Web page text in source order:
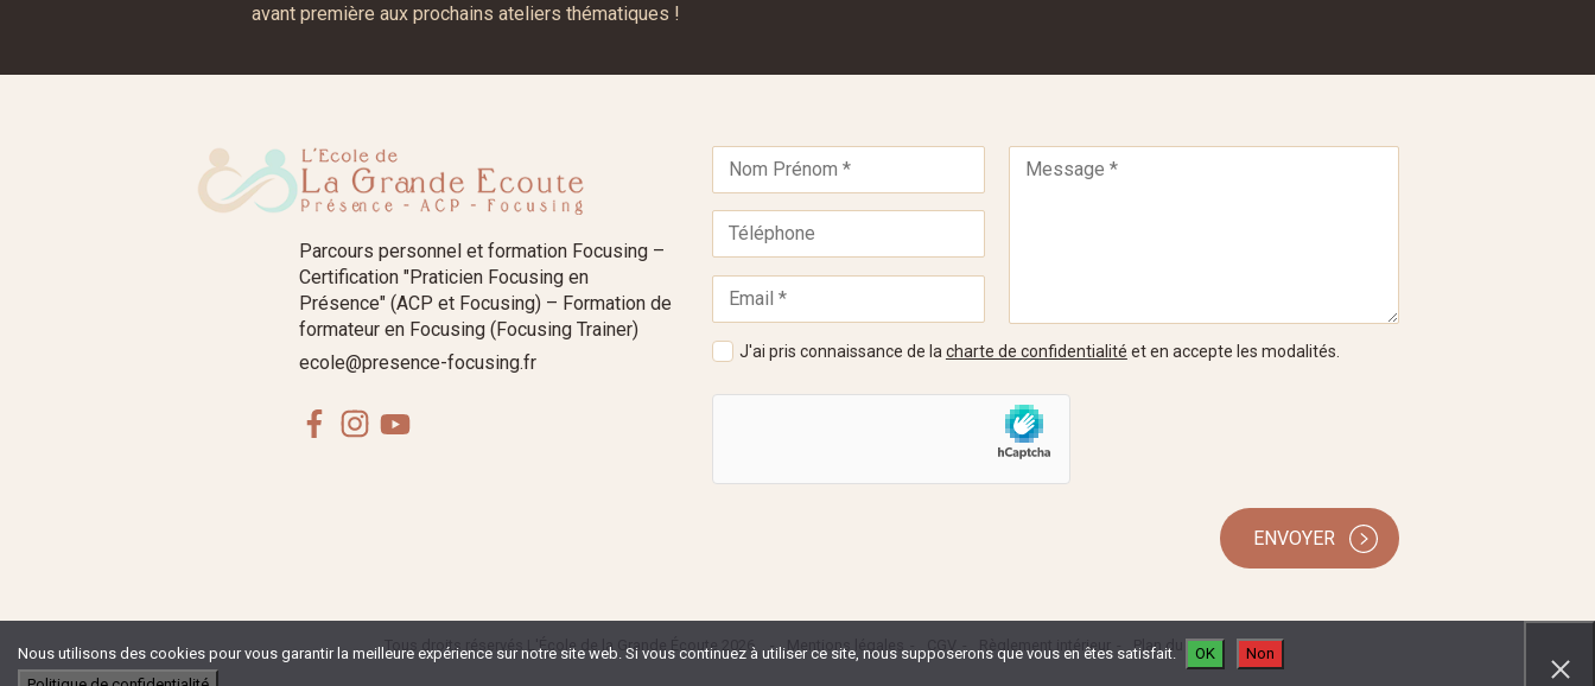
avant première aux prochains ateliers thématiques !
Parcours personnel et formation Focusing –
Certification "Praticien Focusing en
Présence" (ACP et Focusing) – Formation de
formateur en Focusing (Focusing Trainer)
ecole@presence-focusing.fr
FacebookInstagram
Youtube
J'ai pris connaissance de lacharte de confidentialité et en accepte les modalités.
ENVOYER
Tous droits réservés L'École de la Grande Écoute 2026 Mentions légales Règlement intérieur Plan du site
Nous utilisons des cookies pour vous garantir la meilleure expérience sur notre site web. Si vous continuez à utiliser ce site, nous supposerons que vous en êtes satisfait. OK
Non